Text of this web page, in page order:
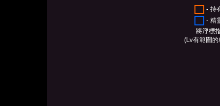
- 持
- 精
將浮標
(Lv有範圍